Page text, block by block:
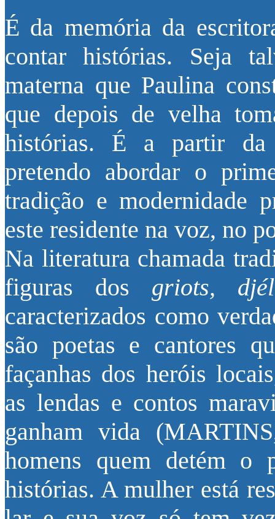
É da memória da
contar histórias. Seja
materna que Paulina
que depois de velha
histórias. É a partir da
pretendo abordar o
tradição e modernidade
este residente na voz, no
Na literatura chamada
figuras dos griots,
caracterizados como
são poetas e cantores
façanhas dos heróis
as lendas e contos
ganham vida
homens quem detém o
histórias. A mulher está